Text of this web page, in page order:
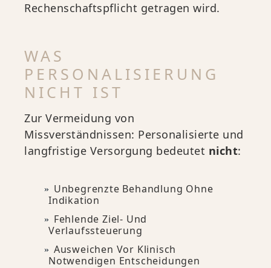
Rechenschaftspflicht getragen wird.
WAS
PERSONALISIERUNG
NICHT IST
Zur Vermeidung von
Missverständnissen: Personalisierte und
langfristige Versorgung bedeutet nicht:
Unbegrenzte Behandlung Ohne
Indikation
Fehlende Ziel- Und
Verlaufssteuerung
Ausweichen Vor Klinisch
Notwendigen Entscheidungen